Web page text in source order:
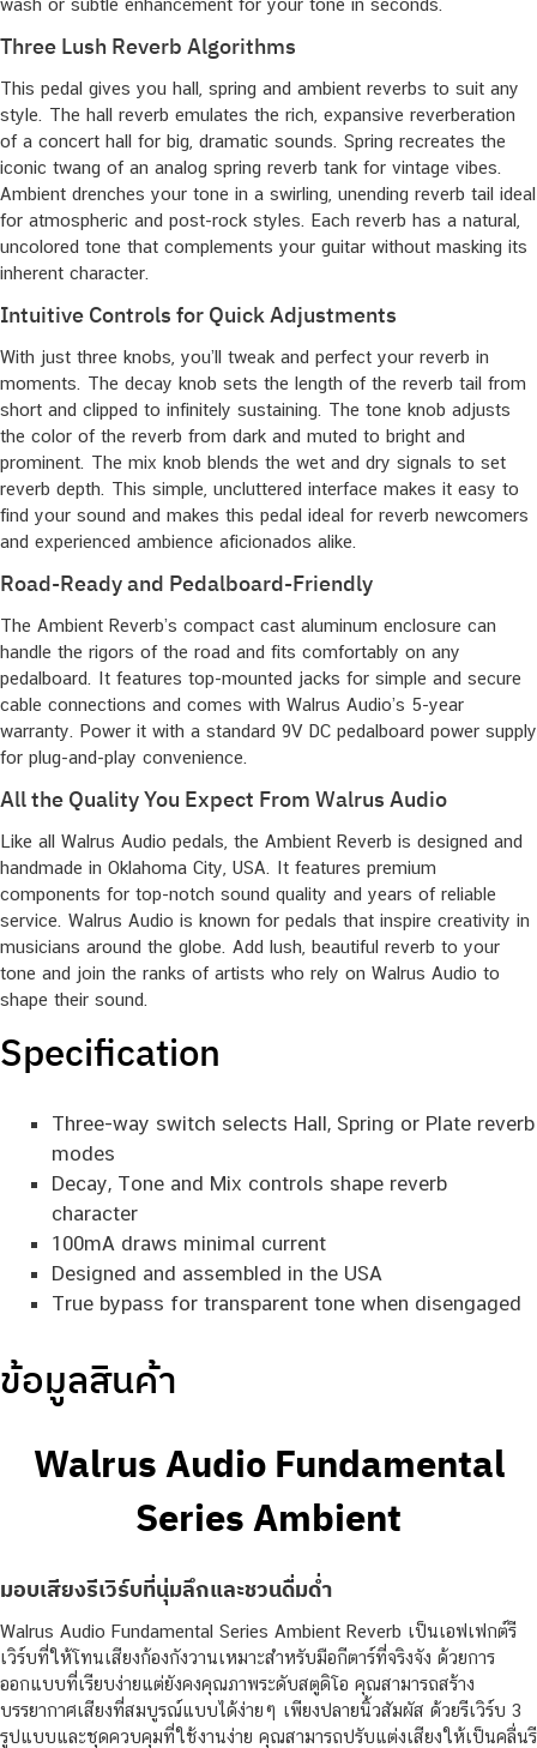
Three Lush Reverb Algorithms
This pedal gives you hall, spring and ambient reverbs to suit any
style. The hall reverb emulates the rich, expansive reverberation
of a concert hall for big, dramatic sounds. Spring recreates the
iconic twang of an analog spring reverb tank for vintage vibes.
Ambient drenches your tone in a swirling, unending reverb tail ideal
for atmospheric and post-rock styles. Each reverb has a natural,
uncolored tone that complements your guitar without masking its
inherent character.
Intuitive Controls for Quick Adjustments
With just three knobs, you’ll tweak and perfect your reverb in
moments. The decay knob sets the length of the reverb tail from
short and clipped to infinitely sustaining. The tone knob adjusts
the color of the reverb from dark and muted to bright and
prominent. The mix knob blends the wet and dry signals to set
reverb depth. This simple, uncluttered interface makes it easy to
find your sound and makes this pedal ideal for reverb newcomers
and experienced ambience aficionados alike.
Road-Ready and Pedalboard-Friendly
The Ambient Reverb’s compact cast aluminum enclosure can
handle the rigors of the road and fits comfortably on any
pedalboard. It features top-mounted jacks for simple and secure
cable connections and comes with Walrus Audio’s 5-year
warranty. Power it with a standard 9V DC pedalboard power supply
for plug-and-play convenience.
All the Quality You Expect From Walrus Audio
Like all Walrus Audio pedals, the Ambient Reverb is designed and
handmade in Oklahoma City, USA. It features premium
components for top-notch sound quality and years of reliable
service. Walrus Audio is known for pedals that inspire creativity in
musicians around the globe. Add lush, beautiful reverb to your
tone and join the ranks of artists who rely on Walrus Audio to
shape their sound.
Specification
Three-way switch selects Hall, Spring or Plate reverb
modes
Decay, Tone and Mix controls shape reverb
character
100mA draws minimal current
Designed and assembled in the USA
True bypass for transparent tone when disengaged
ข้อมูลสินค้า
Walrus Audio Fundamental
Series Ambient
มอบเสียงรีเวิร์บที่นุ่มลึกและชวนดื่มด่ำ
Walrus Audio Fundamental Series Ambient Reverb เป็นเอฟเฟกต์รี
เวิร์บที่ให้โทนเสียงก้องกังวานเหมาะสำหรับมือกีตาร์ที่จริงจัง ด้วยการ
ออกแบบที่เรียบง่ายแต่ยังคงคุณภาพระดับสตูดิโอ คุณสามารถสร้าง
บรรยากาศเสียงที่สมบูรณ์แบบได้ง่ายๆ เพียงปลายนิ้วสัมผัส ด้วยรีเวิร์บ 3
รูปแบบและชุดควบคุมที่ใช้งานง่าย คุณสามารถปรับแต่งเสียงให้เป็นคลื่นรี